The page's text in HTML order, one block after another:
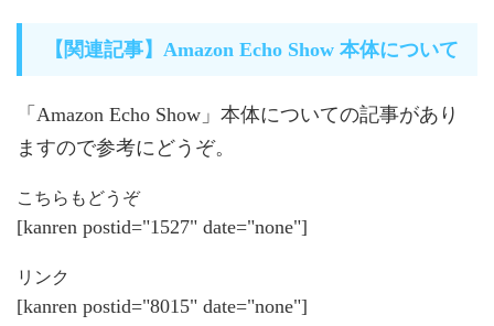
【関連記事】Amazon Echo Show 本体について
「Amazon Echo Show」本体についての記事があり
ますので参考にどうぞ。
こちらもどうぞ
[kanren postid="1527" date="none"]
リンク
[kanren postid="8015" date="none"]